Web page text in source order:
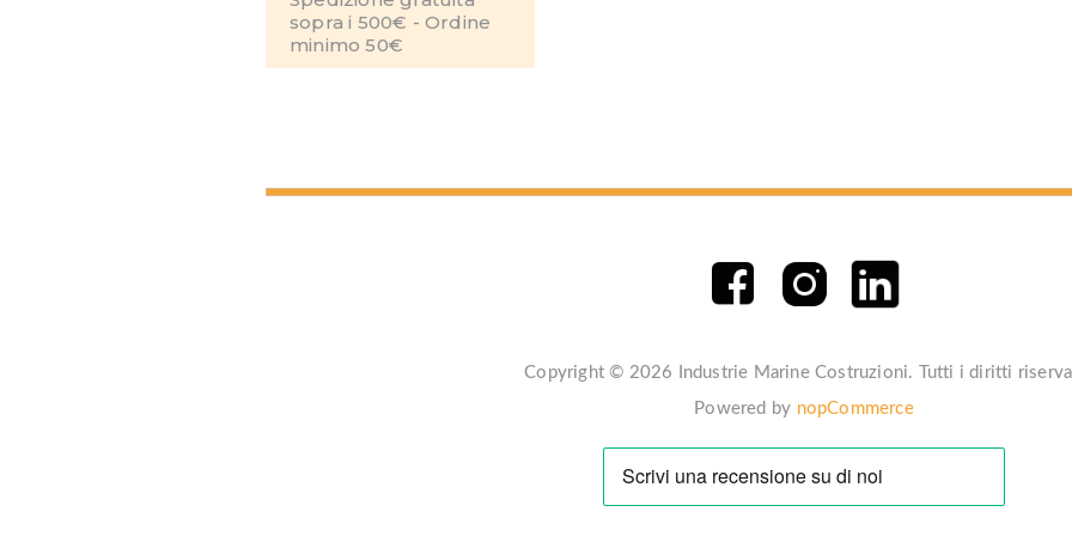
sopra i 500€ - Ordine
minimo 50€
Copyright © 2026 Industrie Marine Costruzioni. Tutti i diritti
Powered by nopCommerce